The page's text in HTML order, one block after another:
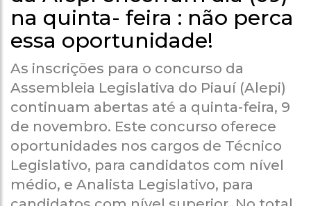
na quinta- feira : não perca
essa oportunidade!
As inscrições para o concurso da
Assembleia Legislativa do Piauí (Alepi)
continuam abertas até a quinta-feira, 9
de novembro. Este concurso oferece
oportunidades nos cargos de Técnico
Legislativo, para candidatos com nível
médio, e Analista Legislativo, para